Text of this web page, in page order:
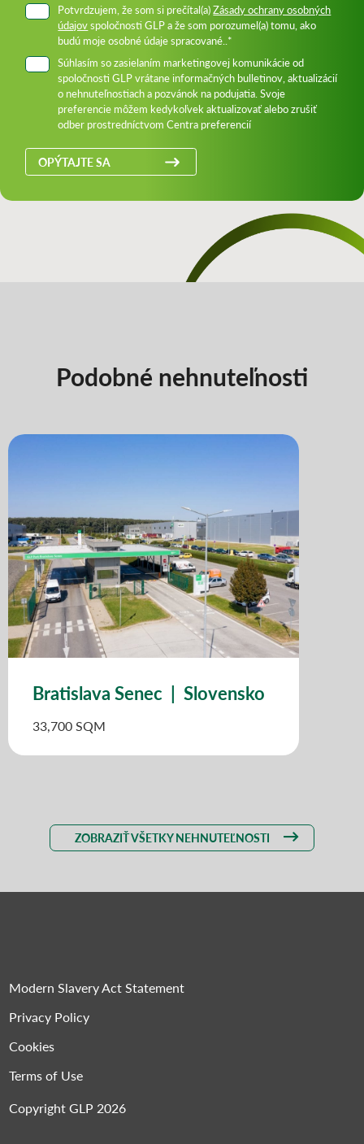
Potvrdzujem, že som si prečítal(a)Zásady ochrany osobných
údajovspoločnosti GLP a že som porozumel(a) tomu, ako
budú moje osobné údaje spracované..*
Súhlasím so zasielaním marketingovej komunikácie od
spoločnosti GLP vrátane informačných bulletinov, aktualizácií
o nehnuteľnostiach a pozvánok na podujatia. Svoje
preferencie môžem kedykoľvek aktualizovať alebo zrušiť
odber prostredníctvom Centra preferencií
OPÝTAJTE SA
Podobné nehnuteľnosti
Bratislava Senec | Slovensko
33,700 SQM
ZOBRAZIŤ VŠETKY NEHNUTEĽNOSTI
Modern Slavery Act Statement
Privacy Policy
Cookies
Terms of Use
Copyright GLP 2026